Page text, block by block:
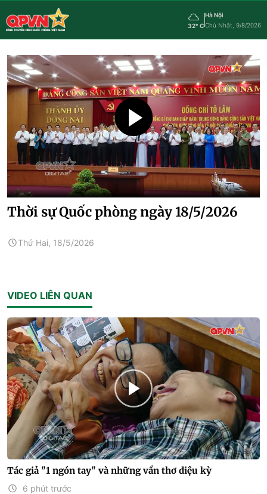
32° C
Hà Nội
Chủ Nhật, 9/8/2026
Thời sự Quốc phòng ngày 18/5/2026
Thứ Hai, 18/5/2026
VIDEO LIÊN QUAN
Tác giả "1 ngón tay" và những vần thơ diệu kỳ
6 phút trước